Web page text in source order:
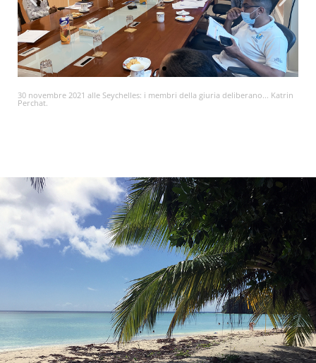
30 novembre 2021 alle Seychelles: i membri della giuria deliberano... Katrin
Perchat.